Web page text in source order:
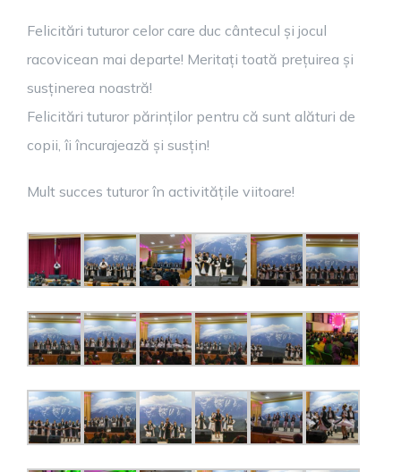
Felicitări tuturor celor care duc cântecul și jocul
racovicean mai departe! Meritați toată prețuirea și
susținerea noastră!
Felicitări tuturor părinților pentru că sunt alături de
copii, îi încurajează și susțin!
Mult succes tuturor în activitățile viitoare!